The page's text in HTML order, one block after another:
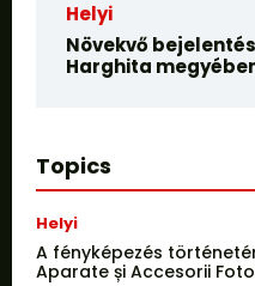
Helyi
Növekvő
Harghita
Topics
Helyi
A fényképezés
Aparate și Accesorii